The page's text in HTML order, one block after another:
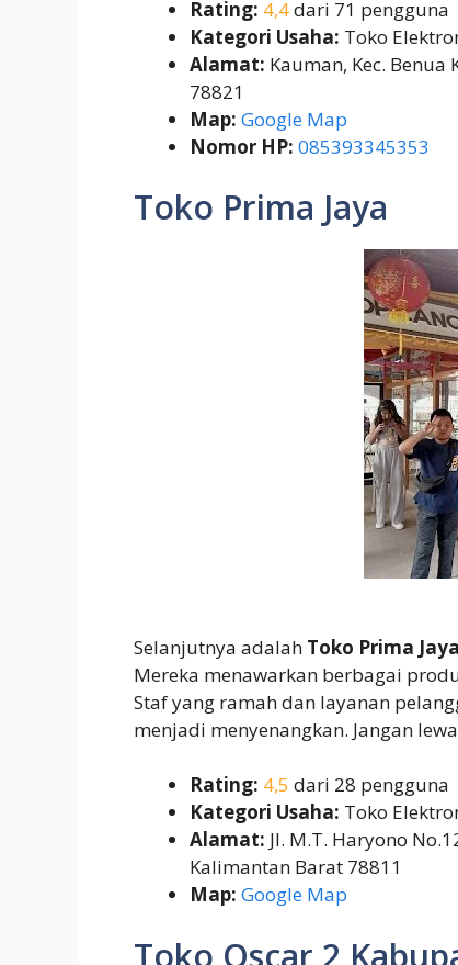
Rating: 4,4dari 71 pengguna
Kategori Usaha: Toko
Alamat: Kauman, Kec.
78821
Map: Google Map
Nomor HP: 085393345353
Toko Prima Jaya
Selanjutnya adalah Toko Prima Jaya
Mereka menawarkan berbagai
Staf yang ramah dan layanan
menjadi menyenangkan. Jangan
Rating: 4,5 dari 28 pengguna
Kategori Usaha: Toko
Alamat: Jl. M.T. Haryono
Kalimantan Barat 78811
Map: Google Map
Toko Oscar 2